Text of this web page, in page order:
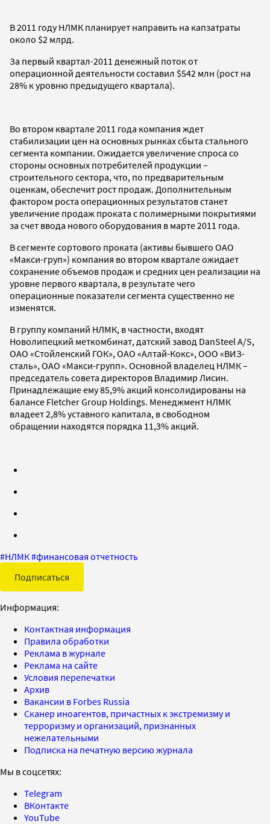
В 2011 году НЛМК планирует направить на капзатраты
около $2 млрд.
За первый квартал-2011 денежный поток от
операционной деятельности составил $542 млн (рост на
28% к уровню предыдущего квартала).
Во втором квартале 2011 года компания ждет
стабилизации цен на основных рынках сбыта стального
сегмента компании. Ожидается увеличение спроса со
стороны основных потребителей продукции –
строительного сектора, что, по предварительным
оценкам, обеспечит рост продаж. Дополнительным
фактором роста операционных результатов станет
увеличение продаж проката с полимерными покрытиями
за счет ввода нового оборудования в марте 2011 года.
В сегменте сортового проката (активы бывшего ОАО
«Макси-груп») компания во втором квартале ожидает
сохранение объемов продаж и средних цен реализации на
уровне первого квартала, в результате чего
операционные показатели сегмента существенно не
изменятся.
В группу компаний НЛМК, в частности, входят
Новолипецкий меткомбинат, датский завод DanSteel A/S,
ОАО «Стойленский ГОК», ОАО «Алтай-Кокс», ООО «ВИЗ-
сталь», ОАО «Макси-групп». Основной владелец НЛМК –
председатель совета директоров Владимир Лисин.
Принадлежащие ему 85,9% акций консолидированы на
балансе Fletcher Group Holdings. Менеджмент НЛМК
владеет 2,8% уставного капитала, в свободном
обращении находятся порядка 11,3% акций.
#НЛМК#финансовая отчетность
Подписаться
Информация:
Контактная информация
Правила обработки
Реклама в журнале
Реклама на сайте
Условия перепечатки
Архив
Вакансии в Forbes Russia
Сканер иноагентов, причастных к экстремизму и
терроризму и организаций, признанных
нежелательными
Подписка на печатную версию журнала
Мы в соцсетях:
Telegram
ВКонтакте
YouTube